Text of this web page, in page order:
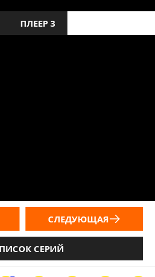
ПЛЕЕР 3
СЕРИЙ
СЛЕДУЮЩАЯ